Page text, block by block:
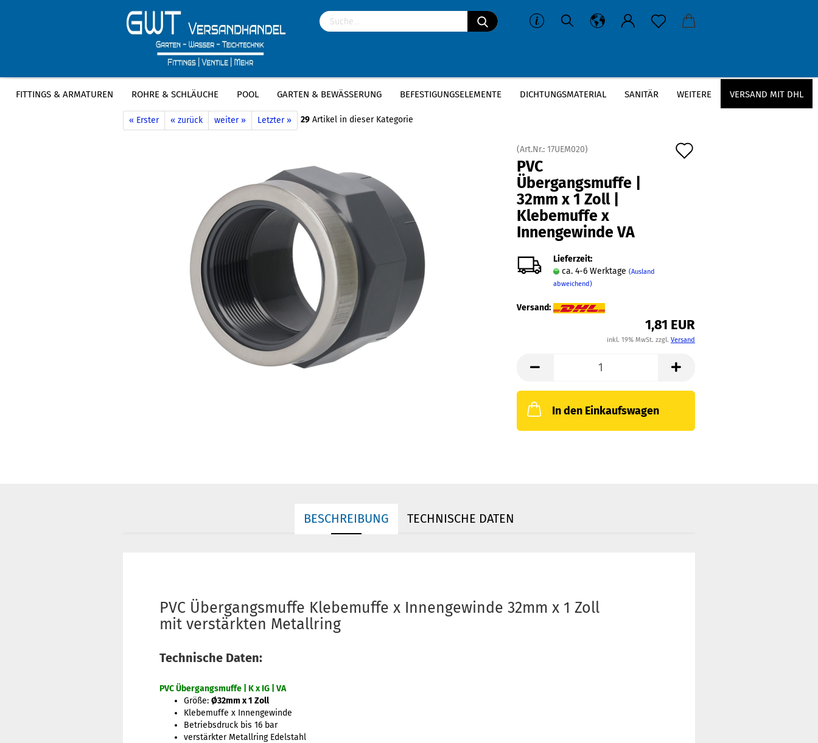
FITTINGS & ARMATUREN ROHRE & SCHLÄUCHE POOL GARTEN & BEWÄSSERUNG BEFESTIGUNGSELEMENTE DICHTUNGSMATERIAL SANITÄR VERSAND MIT DHL
WEITERE
Startseite » Fittings & Armaturen » PVC-U Fittings » PVC Muffen PVC Übergangsmuffe | 32mm x 1 Zoll | Klebemuffe x Innengewinde VA
« Erster « zurück weiter » Letzter » 29 Artikel in dieser Kategorie
(Art.Nr.: 17UEM020)
PVC
Übergangsmuffe |
32mm x 1 Zoll |
Klebemuffe x
Innengewinde VA
Lieferzeit:
ca. 4-6 Werktage (Ausland
abweichend)
Versand:
1,81 EUR
inkl. 19% MwSt. zzgl. Versand
In den Einkaufswagen
BESCHREIBUNG TECHNISCHE DATEN
PVC Übergangsmuffe Klebemuffe x Innengewinde 32mm x 1 Zoll
mit verstärkten Metallring
Technische Daten:
PVC Übergangsmuffe | K x IG | VA
Größe: Ø32mm x 1 Zoll
Klebemuffe x Innengewinde
Betriebsdruck bis 16 bar
verstärkter Metallring Edelstahl